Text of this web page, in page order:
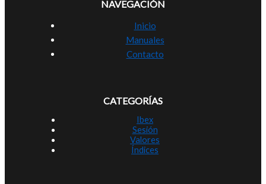
NAVEGACIÓN
Inicio
Manuales
Contacto
CATEGORÍAS
Ibex
Sesión
Valores
Índices